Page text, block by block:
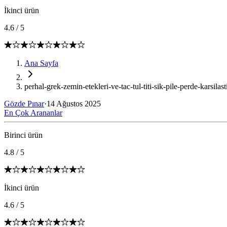
İkinci ürün
4.6 / 5
Ana Sayfa
perhal-grek-zemin-etekleri-ve-tac-tul-titi-sik-pile-perde-
Gözde Pınar·14 Ağustos 2025
En Çok Arananlar
Birinci ürün
4.8 / 5
İkinci ürün
4.6 / 5